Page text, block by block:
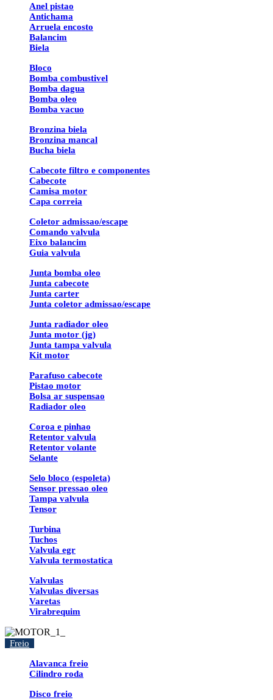
Anel pistao
Antichama
Arruela encosto
Balancim
Biela
Bloco
Bomba combustivel
Bomba dagua
Bomba oleo
Bomba vacuo
Bronzina biela
Bronzina mancal
Bucha biela
Cabecote filtro e componentes
Cabecote
Camisa motor
Capa correia
Coletor admissao/escape
Comando valvula
Eixo balancim
Guia valvula
Junta bomba oleo
Junta cabecote
Junta carter
Junta coletor admissao/escape
Junta radiador oleo
Junta motor (jg)
Junta tampa valvula
Kit motor
Parafuso cabecote
Pistao motor
Bolsa ar suspensao
Radiador oleo
Coroa e pinhao
Retentor valvula
Retentor volante
Selante
Selo bloco (espoleta)
Sensor pressao oleo
Tampa valvula
Tensor
Turbina
Tuchos
Valvula egr
Valvula termostatica
Valvulas
Valvulas diversas
Varetas
Virabrequim
Freio
Alavanca freio
Cilindro roda
Disco freio